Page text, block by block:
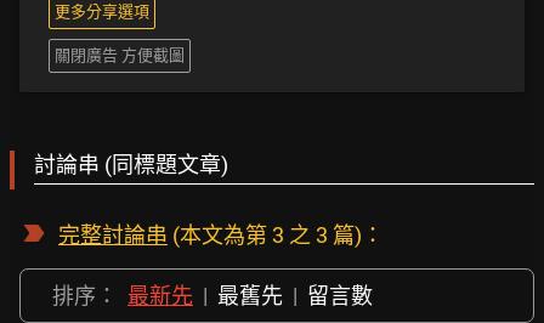
更多分享選項
關閉廣告 方便截圖
討論串 (同標題文章)
完整討論串 (本文為第 3 之 3 篇)：
排序： 最新先 | 最舊先 | 留言數